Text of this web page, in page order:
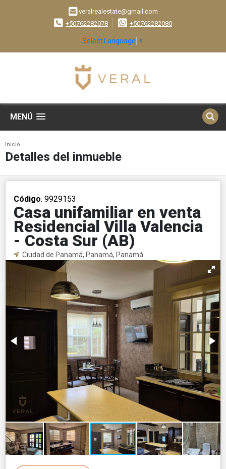
veralrealestate@gmail.com
+50762282078
+50762282080
Select Language ▼
MENÚ
Inicio
Detalles del inmueble
Código. 9929153
Casa unifamiliar en venta
Residencial Villa Valencia
- Costa Sur (AB)
Ciudad de Panamá, Panamá, Panamá